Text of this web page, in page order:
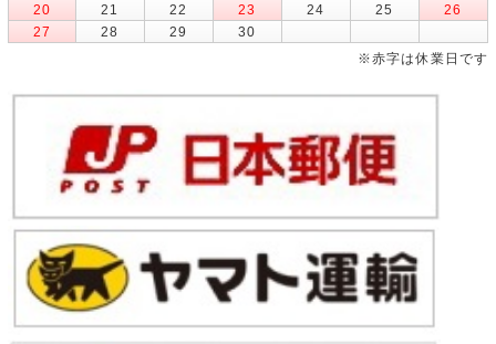
20
21 22 23 24 25
26
27
28 29
30
※赤字は休業日です